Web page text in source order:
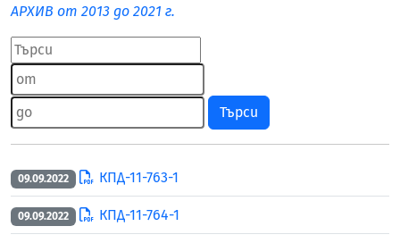
АРХИВ от 2013 до 2021 г.
Търси
09.09.2022 КПД-11-763-1
09.09.2022 КПД-11-764-1